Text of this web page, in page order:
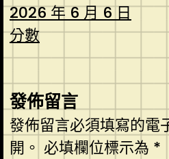
2026 年 6 月 6 日
分數
發佈留言
發佈留言必須填寫的電
開。 必填欄位標示為 *